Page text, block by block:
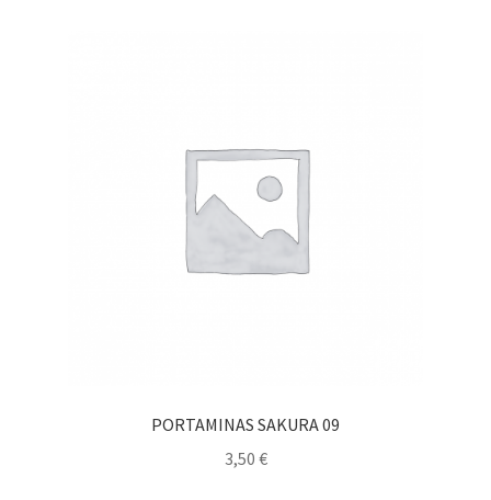
PORTAMINAS SAKURA 09
3,50 €